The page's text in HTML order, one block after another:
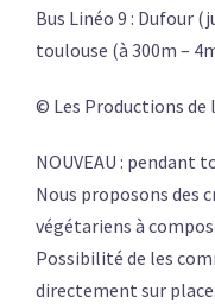
Bus Linéo 9 : Dufour
toulouse (à 300m –
© Les Productions de
NOUVEAU : pendant
Nous proposons des
végétariens à
Possibilité de les
directement sur place.